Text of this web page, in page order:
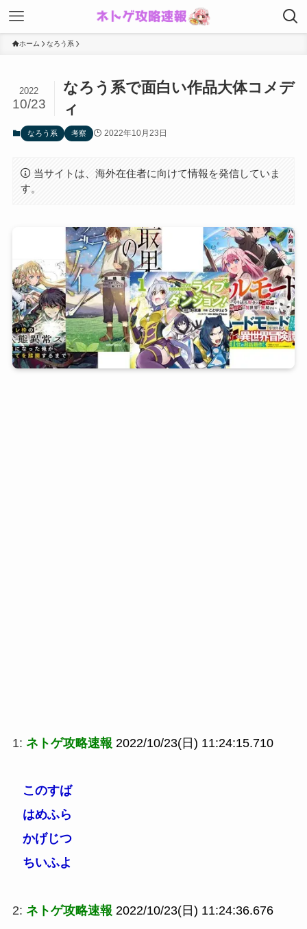
ホーム なろう系
なろう系で面白い作品大体コメデ
ィ
2022
10/23
なろう系 考察 2022年10月23日
当サイトは、海外在住者に向けて情報を発信していま
す。
1: ネトゲ攻略速報 2022/10/23(日) 11:24:15.710
このすば
はめふら
かげじつ
ちいふよ
2: ネトゲ攻略速報 2022/10/23(日) 11:24:36.676